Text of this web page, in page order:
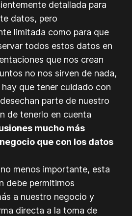
detallada para
datos, pero
limitada como para que
todos estos datos en
que nos crean
no nos sirven de nada,
que tener cuidado con
parte de nuestro
de tenerlo en cuenta
mucho más
que con los datos
menos importante, esta
debe permitirnos
a nuestro negocio y
directa a la toma de